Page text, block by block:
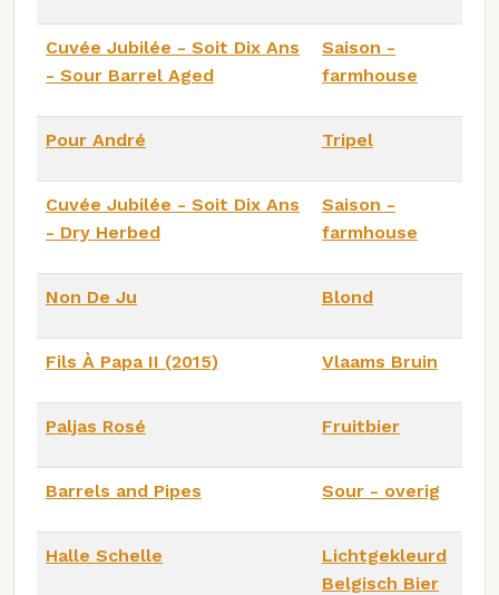
Cuvée Jubilée - Soit Dix Ans
- Sour Barrel Aged
Saison -
farmhouse
Pour André Tripel
Cuvée Jubilée - Soit Dix Ans
- Dry Herbed
Saison -
farmhouse
Non De Ju Blond
Fils À Papa II (2015) Vlaams Bruin
Paljas Rosé Fruitbier
Barrels and Pipes Sour - overig
Halle Schelle
Lichtgekleurd
Belgisch Bier